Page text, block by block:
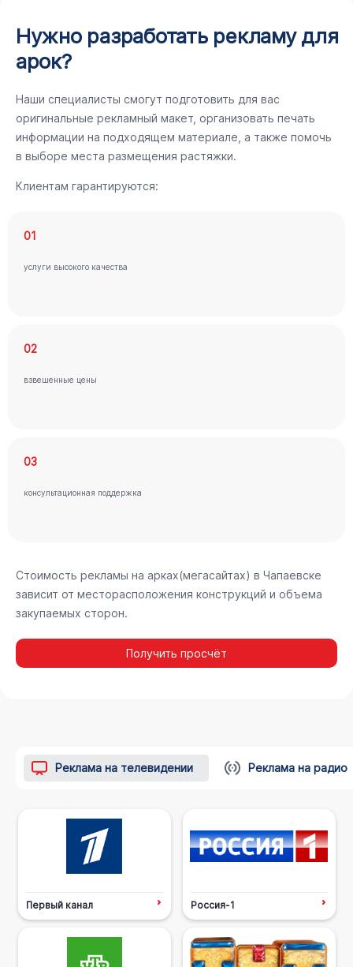
Нужно разработать рекламу для
арок?
Наши специалисты смогут подготовить для вас
оригинальные рекламный макет, организовать печать
информации на подходящем материале, а также помочь
в выборе места размещения растяжки.
Клиентам гарантируются:
01
услуги высокого качества
02
взвешенные цены
03
консультационная поддержка
Стоимость рекламы на арках(мегасайтах) в Чапаевске
зависит от месторасположения конструкций и объема
закупаемых сторон.
Получить просчёт
Реклама на телевидении Реклама на радио
Первый канал Россия-1